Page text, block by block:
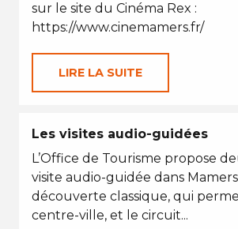
sur le site du Cinéma Rex :
https://www.cinemamers.fr/
LIRE LA SUITE
Les visites audio-guidées
L’Office de Tourisme propose
visite audio-guidée dans
découverte classique, qui
centre-ville, et le circuit...